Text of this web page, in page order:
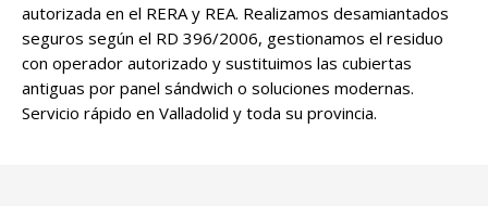
autorizada en el RERA y REA. Realizamos desamiantados
seguros según el RD 396/2006, gestionamos el residuo
con operador autorizado y sustituimos las cubiertas
antiguas por panel sándwich o soluciones modernas.
Servicio rápido en Valladolid y toda su provincia.